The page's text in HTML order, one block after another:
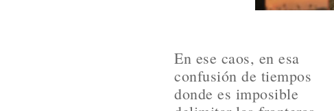
En ese caos, en esa
confusión de tiempos
donde es imposible